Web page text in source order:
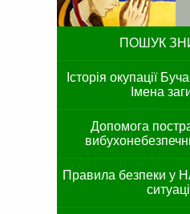
ПОШУК
Історія окупації
Імена
Допомога
Правила безпеки